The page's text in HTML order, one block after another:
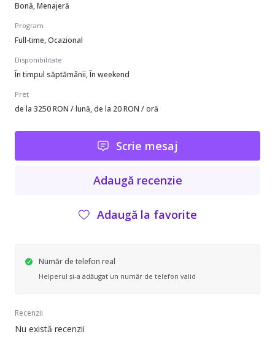
Bonă, Menajeră
Program
Full-time, Ocazional
Disponibilitate
În timpul săptămânii, În weekend
Preț
de la 3250 RON / lună, de la 20 RON / oră
Scrie mesaj
Adaugă recenzie
Adaugă la favorite
Număr de telefon real
Helperul și-a adăugat un număr de telefon valid
Recenzii
Nu există recenzii